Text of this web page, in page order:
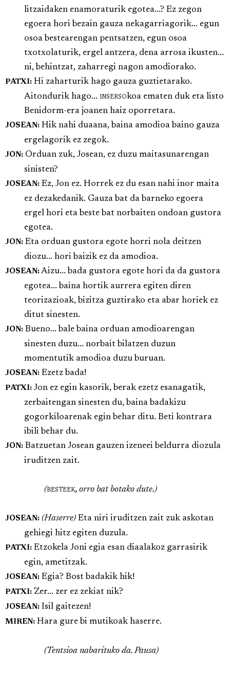
litzaidaken enamoraturik egotea...? Ez zegon
egoera hori bezain gauza nekagarriagorik... egun
osoa bestearengan pentsatzen, egun osoa
txotxolaturik, ergel antzera, dena arrosa ikusten...
ni, behintzat, zaharregi nagon amodiorako.
PATXI: Hi zaharturik hago gauza guztietarako.
Aitondurik hago... insersokoa ematen duk eta listo
Benidorm-era joanen haiz oporretara.
JOSEAN: Hik nahi duaana, baina amodioa baino gauza
ergelagorik ez zegok.
JON: Orduan zuk, Josean, ez duzu maitasunarengan
sinisten?
JOSEAN: Ez, Jon ez. Horrek ez du esan nahi inor maita
ez dezakedanik. Gauza bat da barneko egoera
ergel hori eta beste bat norbaiten ondoan gustora
egotea.
JON: Eta orduan gustora egote horri nola deitzen
diozu... hori baizik ez da amodioa.
JOSEAN: Aizu... bada gustora egote hori da da gustora
egotea... baina hortik aurrera egiten diren
teorizazioak, bizitza guztirako eta abar horiek ez
ditut sinesten.
JON: Bueno... bale baina orduan amodioarengan
sinesten duzu... norbait bilatzen duzun
momentutik amodioa duzu buruan.
JOSEAN: Ezetz bada!
PATXI: Jon ez egin kasorik, berak ezetz esanagatik,
zerbaitengan sinesten du, baina badakizu
gogorkiloarenak egin behar ditu. Beti kontrara
ibili behar du.
JON: Batzuetan Josean gauzen izeneei beldurra diozula
iruditzen zait.
(besteek, orro bat botako dute.)
JOSEAN: (Haserre) Eta niri iruditzen zait zuk askotan
gehiegi hitz egiten duzula.
PATXI: Etzokela Joni egia esan diaalakoz garrasirik
egin, ametitzak.
JOSEAN: Egia? Bost badakik hik!
PATXI: Zer... zer ez zekiat nik?
JOSEAN: Isil gaitezen!
MIREN: Hara gure bi mutikoak haserre.
(Tentsioa nabarituko da. Pausa)